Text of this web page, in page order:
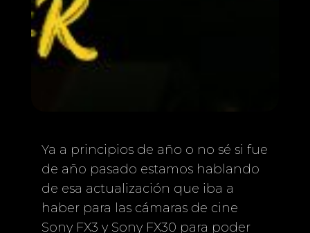
Ya a principios de año o no sé si fue
de año pasado estamos hablando
de esa actualización que iba a
haber para las cámaras de cine
Sony FX3 y Sony FX30 para poder